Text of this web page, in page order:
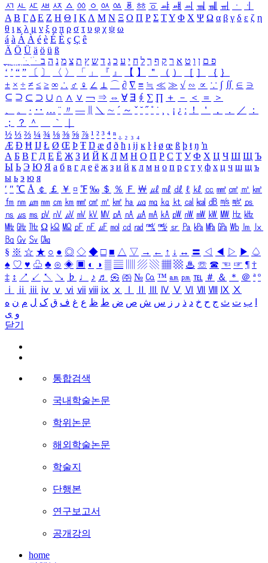
ㅺ ㅻ ㅼ ㅽ ㅾ ㅿ ㆀ ㆁ ㆂ ㆃ ㆄ ㆅ ㆆ ㆇ ㆈ ㆉ ㆊ ㆋ ㆌ ㆍ
ㆎ
Α Β ΓΔ Ε Ζ Η Θ Ι ΚΛ Μ Ν Ξ Ο Π Ρ Σ ΤΥ Φ Χ Ψ Ω α β γ δ ε ζ η
θ ι κ λ μ ν ξ ο π ρ σ τ υ φ χ ψ ω
á à Á À é è É È ç Ç ê
Ä Ö Ü ä ö ü ß
ִֶֹ ֻּ ׁׂ פ ם ן ו ט א ר ק ף ך ל ח י ע כ ג ד ש ץ ת צ מ נ ה ב
‘ ’ “ ” 〔 〕 〈 〉 「 」 『 』 【 】 ＂ （ ） ［ ］ ｛ ｝
± × ÷ ≠ ≤ ≥ ∞ ∴ ♂ ♀ ∠ ⊥ ⌒ ∂ ∇ ≡ ≒ ≪ ≫ √ ∽ ∝ ∵ ∫ ∬ ∈ ∋
⊆ ⊇ ⊂ ⊃ ∪ ∩ ∧ ∨ ￢ ⇒ ⇔ ∀ ∃ ∮ ∑ ∏ ＋ － ＜ ＝
＞
、
。 · ‥ … ¨ 〃 ― ＼ ∼ ´ ～ ˇ ˘ ˝ ˚ ˙ ¸ ¡ ¿ ː ！ ＇ ， ． ／
：
；
？ ＾ ｀
½ ⅓ ⅔ ¼ ¾ ⅛ ⅜ ⅝ ⅞ ¹ ² ³ ⁴ ⁿ ₁ ₂ ₃ ₄
Æ Ð Ħ Ĳ Ł Ø Œ Þ Ŧ Ŋ æ đ ð ħ ı ĳ ĸ ŀ ł ø œ ß þ ŧ ŋ ŉ
А Б В Г Д Е Ё Ж З И Й К Л М Н О П Р С Т У Ф Х Ц Ч Ш Щ Ъ
Ы Ь Э Ю Я а б в г д е ё ж з и й к л м н о п р с т у ф х ц ч ш щ ъ
ы ь э ю я
′ ″ ℃ Å ￠ ￡ ￥ ¤ ℉ ‰ ＄ ％ Ｆ ￦ ㎕ ㎖ ㎗ ℓ ㎘ ㏄ ㎣ ㎤ ㎥ ㎦
㎙ ㎚ ㎛ ㎜ ㎝ ㎞ ㎟ ㎠ ㎡ ㎢ ㏊ ㎍ ㎎ ㎏ ㏏ ㎈ ㎉ ㏈ ㎧ ㎨ ㎰
㎱ ㎲ ㎳ ㎴ ㎵ ㎶ ㎷ ㎸ ㎹ ㎀ ㎁ ㎂ ㎃ ㎄ ㎺ ㎻ ㎽ ㎾ ㎿ ㎐ ㎑
㎒ ㎓ ㎔ Ω ㏀ ㏁ ㎊ ㎋ ㎌ ㏖ ㏅ ㎭ ㎮ ㎯ ㏛ ㎩ ㎪ ㎫ ㎬ ㏝ ㏐
㏓
㏃ ㏉ ㏜ ㏆
§ ※ ☆ ★ ○ ● ◎ ◇ ◆ □ ■ △ ▽ → ← ↑ ↓ ↔ 〓 ◁ ◀ ▷ ▶ ♤
♠ ♡ ♥ ♧ ♣ ⊙ ◈ ▣ ◐ ◑ ▒ ▤ ▨ ▧ ▦ ▩ ♨ ☏ ☎ ☜ ☞ ¶ †
‡ ↕ ↗ ↙ ↖ ↘ ♭ ♩ ♪ ♬ ㉿ ㈜ № ㏇ ™ ㏂ ㏘ ℡ ＃ ＆ ＊ ＠ ª º
ⅰ
ⅱ ⅲ ⅳ ⅴ ⅵ ⅶ ⅷ ⅸ ⅹ Ⅳ Ⅴ Ⅵ Ⅶ Ⅷ Ⅸ Ⅹ
ب ت ث ج ح خ د ذ ر ز س ش ص ض ط ظ ع غ ف ق ک ل م ن ه
و ی
닫기
통합검색
국내학술논문
학위논문
해외학술논문
학술지
단행본
연구보고서
공개강의
home